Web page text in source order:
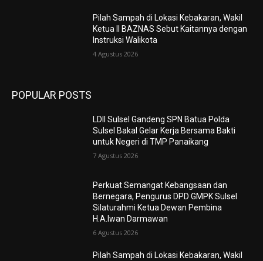
Pilah Sampah di Lokasi Kebakaran, Wakil
Ketua II BAZNAS Sebut Kaitannya dengan
Instruksi Walikota
4 Agustus 2026
POPULAR POSTS
LDII Sulsel Gandeng SPN Batua Polda
Sulsel Bakal Gelar Kerja Bersama Bakti
untuk Negeri di TMP Panaikang
7 Agustus 2026
Perkuat Semangat Kebangsaan dan
Bernegara, Pengurus DPD GMPK Sulsel
Silaturahmi Ketua Dewan Pembina
H.A.Iwan Darmawan
6 Agustus 2026
Pilah Sampah di Lokasi Kebakaran, Wakil